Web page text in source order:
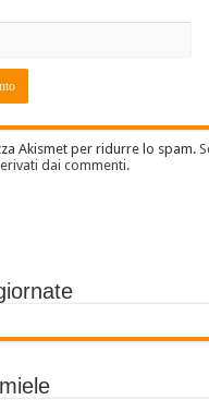
Akismet per ridurre lo spam.
dai commenti.